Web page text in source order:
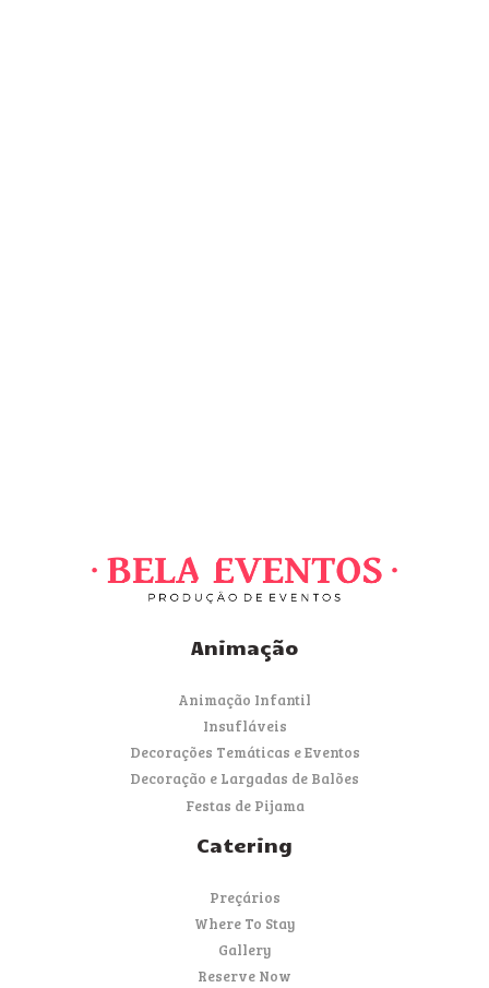
Animação
Animação Infantil
Insufláveis
Decorações Temáticas e Eventos
Decoração e Largadas de Balões
Festas de Pijama
Catering
Preçários
Where To Stay
Gallery
Reserve Now